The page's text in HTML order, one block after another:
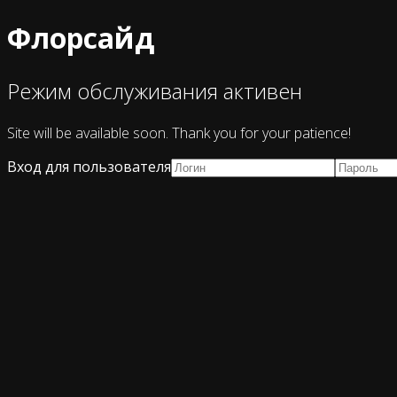
Флорсайд
Режим обслуживания активен
Site will be available soon. Thank you for your patience!
Вход для пользователя